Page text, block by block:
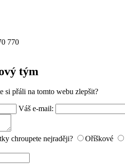
770
tým
si přáli na tomto webu zlepšit?
Váš e-mail:
chroupete nejraději?
Oříškové